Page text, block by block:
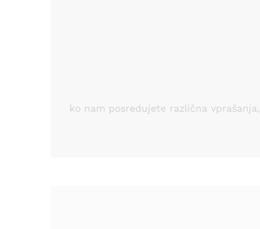
ko nam posredujete različna